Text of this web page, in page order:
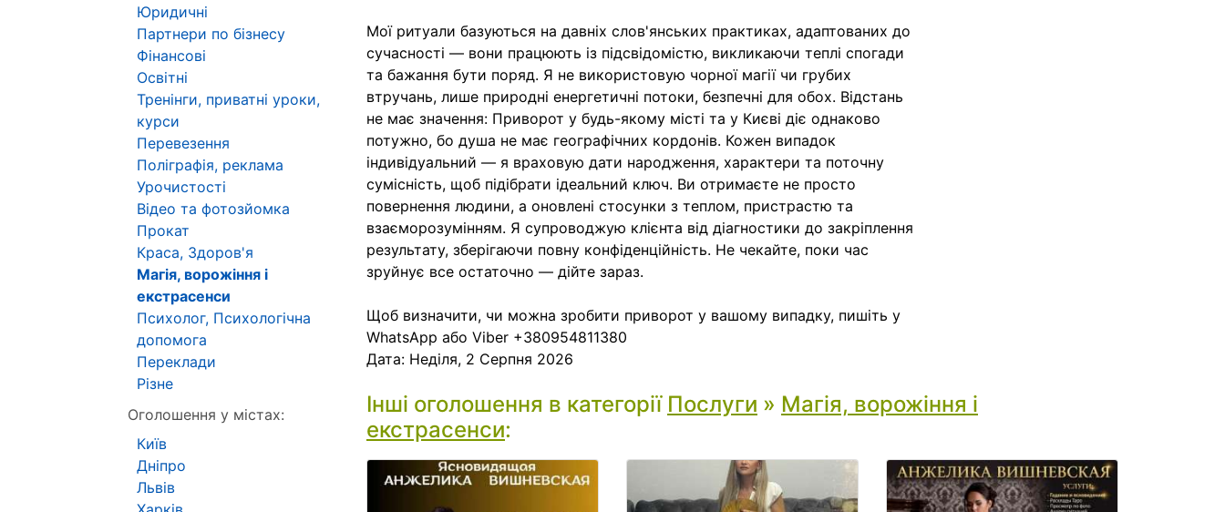
Мої ритуали базуються на давніх слов'янських практиках, адаптованих до
сучасності — вони працюють із підсвідомістю, викликаючи теплі спогади
та бажання бути поряд. Я не використовую чорної магії чи грубих
втручань, лише природні енергетичні потоки, безпечні для обох. Відстань
не має значення: Приворот у будь-якому місті та у Києві діє однаково
потужно, бо душа не має географічних кордонів. Кожен випадок
індивідуальний — я враховую дати народження, характери та поточну
сумісність, щоб підібрати ідеальний ключ. Ви отримаєте не просто
повернення людини, а оновлені стосунки з теплом, пристрастю та
взаєморозумінням. Я супроводжую клієнта від діагностики до закріплення
результату, зберігаючи повну конфіденційність. Не чекайте, поки час
зруйнує все остаточно — дійте зараз.
Щоб визначити, чи можна зробити приворот у вашому випадку, пишіть у
WhatsApp або Viber +380954811380
Дата: Неділя, 2 Серпня 2026
Інші оголошення в категорії Послуги » Магія, ворожіння і
екстрасенси:
Юридичні
Партнери по бізнесу
Фінансові
Освітні
Тренінги, приватні уроки,
курси
Перевезення
Поліграфія, реклама
Урочистості
Відео та фотозйомка
Прокат
Краса, Здоров'я
Магія, ворожіння і
екстрасенси
Психолог, Психологічна
допомога
Переклади
Різне
Оголошення у містах:
Київ
Дніпро
Львів